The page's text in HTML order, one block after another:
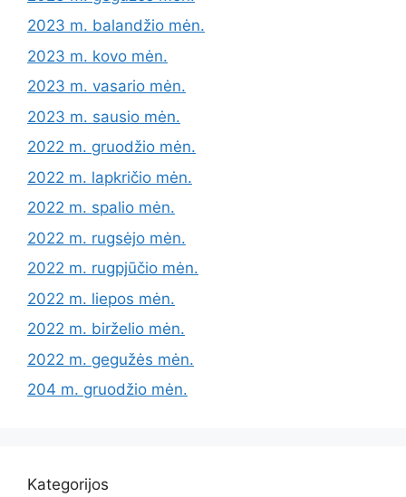
2023 m. balandžio mėn.
2023 m. kovo mėn.
2023 m. vasario mėn.
2023 m. sausio mėn.
2022 m. gruodžio mėn.
2022 m. lapkričio mėn.
2022 m. spalio mėn.
2022 m. rugsėjo mėn.
2022 m. rugpjūčio mėn.
2022 m. liepos mėn.
2022 m. birželio mėn.
2022 m. gegužės mėn.
204 m. gruodžio mėn.
Kategorijos